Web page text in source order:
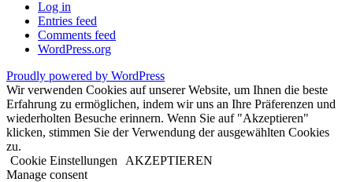
Log in
Entries feed
Comments feed
WordPress.org
Proudly powered by WordPress
Wir verwenden Cookies auf unserer Website, um Ihnen die beste
Erfahrung zu ermöglichen, indem wir uns an Ihre Präferenzen und
wiederholten Besuche erinnern. Wenn Sie auf "Akzeptieren"
klicken, stimmen Sie der Verwendung der ausgewählten Cookies
zu.
Cookie Einstellungen
AKZEPTIEREN
Manage consent